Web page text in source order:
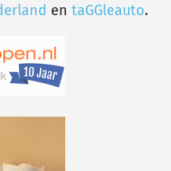
en taGGleauto.